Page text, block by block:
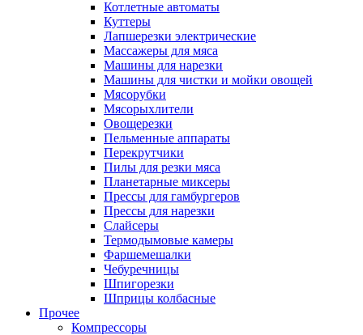
Котлетные автоматы
Куттеры
Лапшерезки электрические
Массажеры для мяса
Машины для нарезки
Машины для чистки и мойки овощей
Мясорубки
Мясорыхлители
Овощерезки
Пельменные аппараты
Перекрутчики
Пилы для резки мяса
Планетарные миксеры
Прессы для гамбургеров
Прессы для нарезки
Слайсеры
Термодымовые камеры
Фаршемешалки
Чебуречницы
Шпигорезки
Шприцы колбасные
Прочее
Компрессоры